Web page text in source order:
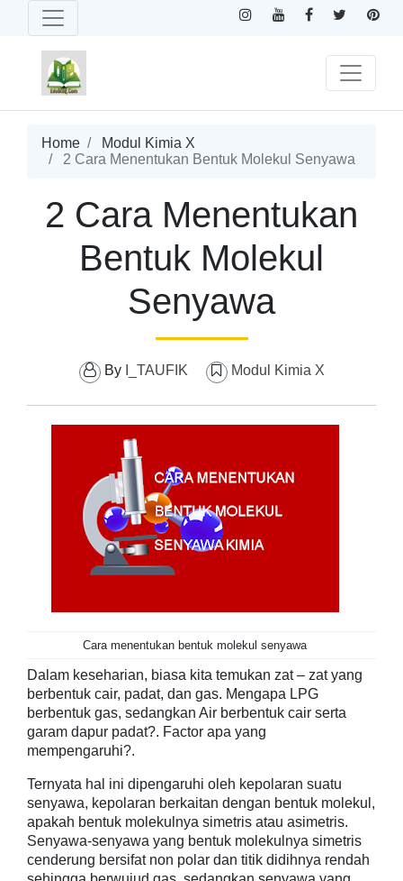
Home
Modul Kimia X
2 Cara Menentukan Bentuk Molekul Senyawa
2 Cara Menentukan
Bentuk Molekul
Senyawa
By I_TAUFIK Modul Kimia X
Cara menentukan bentuk molekul senyawa
Dalam keseharian, biasa kita temukan zat – zat yang
berbentuk cair, padat, dan gas. Mengapa LPG
berbentuk gas, sedangkan Air berbentuk cair serta
garam dapur padat?. Factor apa yang
mempengaruhi?.
Ternyata hal ini dipengaruhi oleh kepolaran suatu
senyawa, kepolaran berkaitan dengan bentuk molekul,
apakah bentuk molekulnya simetris atau asimetris.
Senyawa-senyawa yang bentuk molekulnya simetris
cenderung bersifat non polar dan titik didihnya rendah